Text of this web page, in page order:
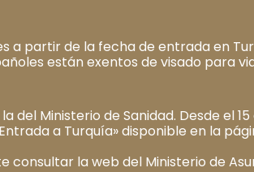
a partir de la fecha de entrada en
están exentos de visado para
del Ministerio de Sanidad. Desde el
a Turquía» disponible en la
la web del Ministerio de